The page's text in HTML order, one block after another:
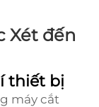
Xét đến
thiết bị
máy cắt